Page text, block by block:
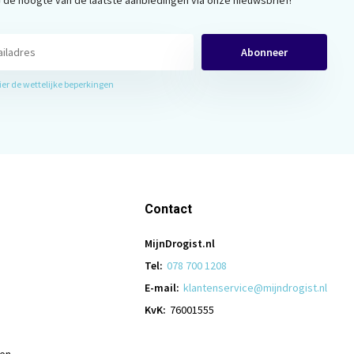
Abonneer
de wettelijke beperkingen
Contact
MijnDrogist.nl
Tel: 078 700 1208
E-mail: klantenservice@mijndrogist.nl
KvK: 76001555